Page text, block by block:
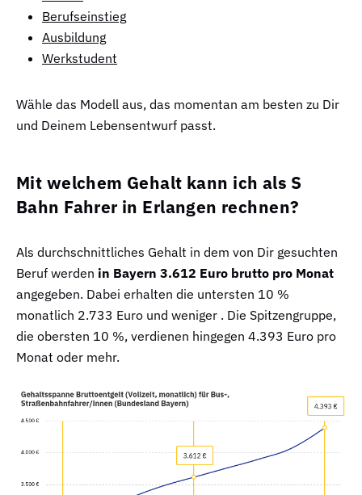
Berufseinstieg
Ausbildung
Werkstudent
Wähle das Modell aus, das momentan am besten zu Dir
und Deinem Lebensentwurf passt.
Mit welchem Gehalt kann ich als S
Bahn Fahrer in Erlangen rechnen?
Als durchschnittliches Gehalt in dem von Dir gesuchten
Beruf werden in Bayern 3.612 Euro brutto pro Monat
angegeben. Dabei erhalten die untersten 10 %
monatlich 2.733 Euro und weniger . Die Spitzengruppe,
die obersten 10 %, verdienen hingegen 4.393 Euro pro
Monat oder mehr.